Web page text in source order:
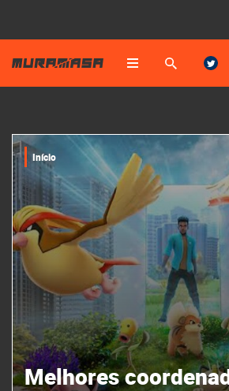
Início
Melhores